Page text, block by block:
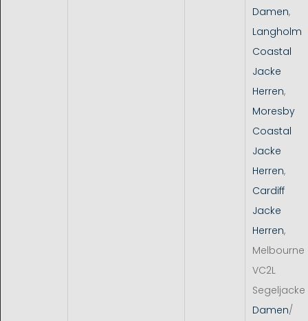
Damen,
Langholm
Coastal
Jacke
Herren,
Moresby
Coastal
Jacke
Herren,
Cardiff
Jacke
Herren,
Melbourne
VC2L
Segeljacke
Damen/